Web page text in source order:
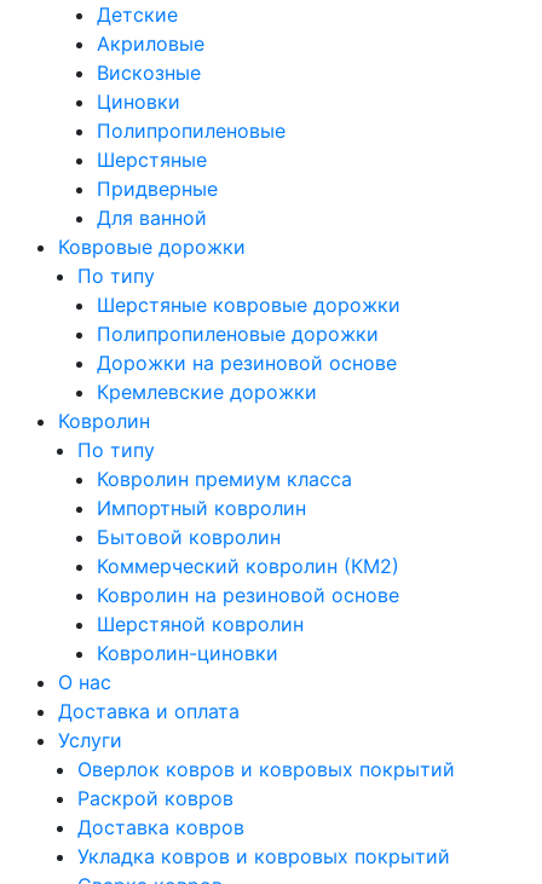
Детские
Акриловые
Вискозные
Циновки
Полипропиленовые
Шерстяные
Придверные
Для ванной
Ковровые дорожки
По типу
Шерстяные ковровые дорожки
Полипропиленовые дорожки
Дорожки на резиновой основе
Кремлевские дорожки
Ковролин
По типу
Ковролин премиум класса
Импортный ковролин
Бытовой ковролин
Коммерческий ковролин (КМ2)
Ковролин на резиновой основе
Шерстяной ковролин
Ковролин-циновки
О нас
Доставка и оплата
Услуги
Оверлок ковров и ковровых покрытий
Раскрой ковров
Доставка ковров
Укладка ковров и ковровых покрытий